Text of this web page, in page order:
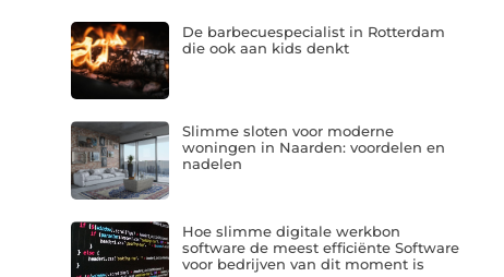
De barbecuespecialist in Rotterdam
die ook aan kids denkt
Slimme sloten voor moderne
woningen in Naarden: voordelen en
nadelen
Hoe slimme digitale werkbon
software de meest efficiënte Software
voor bedrijven van dit moment is